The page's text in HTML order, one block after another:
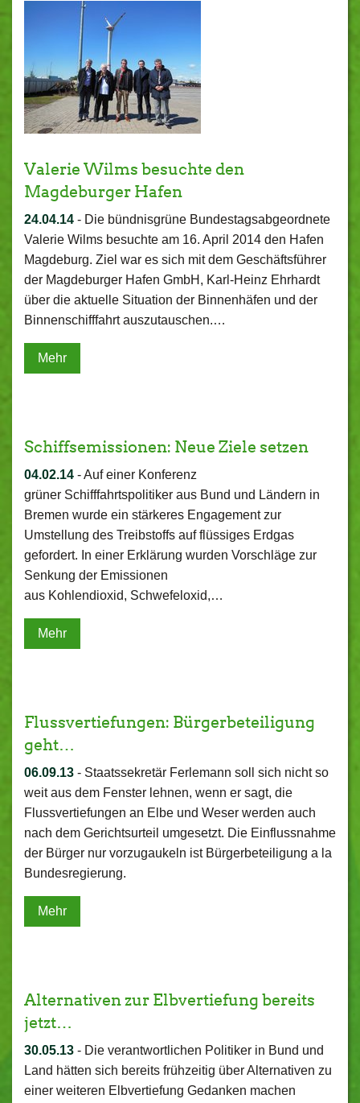
Valerie Wilms besuchte den
Magdeburger Hafen
24.04.14 - Die bündnisgrüne Bundestagsabgeordnete
Valerie Wilms besuchte am 16. April 2014 den Hafen
Magdeburg. Ziel war es sich mit dem Geschäftsführer
der Magdeburger Hafen GmbH, Karl-Heinz Ehrhardt
über die aktuelle Situation der Binnenhäfen und der
Binnenschifffahrt auszutauschen.…
Mehr
Schiffsemissionen: Neue Ziele setzen
04.02.14 -Auf einer Konferenz
grüner Schifffahrtspolitiker aus Bund und Ländern in
Bremen wurde ein stärkeres Engagement zur
Umstellung des Treibstoffs auf flüssiges Erdgas
gefordert. In einer Erklärung wurden Vorschläge zur
Senkung der Emissionen
aus Kohlendioxid, Schwefeloxid,…
Mehr
Flussvertiefungen: Bürgerbeteiligung
geht…
06.09.13 - Staatssekretär Ferlemann soll sich nicht so
weit aus dem Fenster lehnen, wenn er sagt, die
Flussvertiefungen an Elbe und Weser werden auch
nach dem Gerichtsurteil umgesetzt. Die Einflussnahme
der Bürger nur vorzugaukeln ist Bürgerbeteiligung a la
Bundesregierung.
Mehr
Alternativen zur Elbvertiefung bereits
jetzt…
30.05.13 - Die verantwortlichen Politiker in Bund und
Land hätten sich bereits frühzeitig über Alternativen zu
einer weiteren Elbvertiefung Gedanken machen